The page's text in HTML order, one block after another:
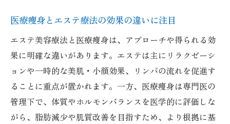
肌質改善に効果的な医療痩身の選び方の基
本
自分の肌悩みに合う医療痩身メニューの見
極め方
医療痩身で目指す理想の美肌ケアのポイン
ト
医療痩身を選ぶ際に重視すべき安全性と信
医療痩身とエステ療法の効果の違いに注目
エステ美容療法と医療痩身は、アプローチや得られる効
果に明確な違いがあります。エステは主にリラクゼーシ
ョンや一時的な美肌・小顔効果、リンパの流れを促進す
ることに重点が置かれます。一方、医療痩身は専門医の
管理下で、体質やホルモンバランスを医学的に評価しな
がら、脂肪減少や肌質改善を目指すため、より根拠に基